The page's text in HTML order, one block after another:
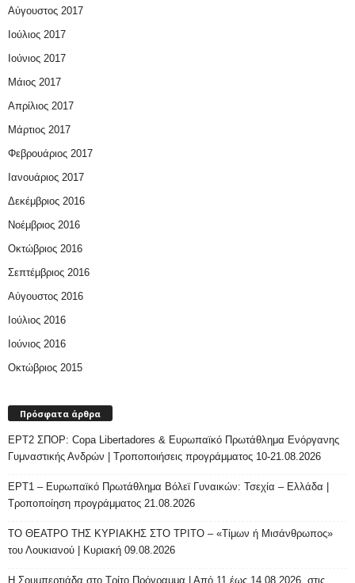
Αύγουστος 2017
Ιούλιος 2017
Ιούνιος 2017
Μάιος 2017
Απρίλιος 2017
Μάρτιος 2017
Φεβρουάριος 2017
Ιανουάριος 2017
Δεκέμβριος 2016
Νοέμβριος 2016
Οκτώβριος 2016
Σεπτέμβριος 2016
Αύγουστος 2016
Ιούλιος 2016
Ιούνιος 2016
Οκτώβριος 2015
Πρόσφατα άρθρα
ΕΡΤ2 ΣΠΟΡ: Copa Libertadores & Ευρωπαϊκό Πρωτάθλημα Ενόργανης
Γυμναστικής Ανδρών | Τροποποιήσεις προγράμματος 10-21.08.2026
ΕΡΤ1 – Ευρωπαϊκό Πρωτάθλημα Βόλεϊ Γυναικών: Τσεχία – Ελλάδα |
Τροποποίηση προγράμματος 21.08.2026
ΤΟ ΘΕΑΤΡΟ ΤΗΣ ΚΥΡΙΑΚΗΣ ΣΤΟ ΤΡΙΤΟ – «Τίμων ή Μισάνθρωπος»
του Λουκιανού | Κυριακή 09.08.2026
H Σουμπερτιάδα στο Τρίτο Πρόγραμμα | Από 11 έως 14.08.2026, στις